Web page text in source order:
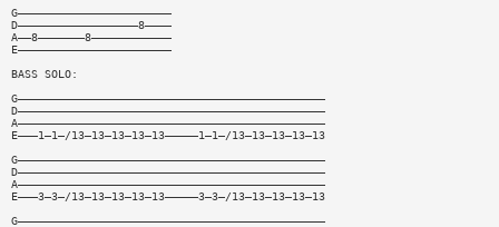
G———————————————————————
D——————————————————8————
A——8———————8————————————
E———————————————————————
BASS SOLO:
G——————————————————————————————————————————————
D——————————————————————————————————————————————
A——————————————————————————————————————————————
E———1—1—/13—13—13—13—13—————1—1—/13—13—13—13—13
G——————————————————————————————————————————————
D——————————————————————————————————————————————
A——————————————————————————————————————————————
E———3—3—/13—13—13—13—13—————3—3—/13—13—13—13—13
G——————————————————————————————————————————————